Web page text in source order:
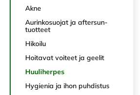
Akne
Aurinkosuojat ja aftersun-
tuotteet
Hikoilu
Hoitavat voiteet ja geelit
Huuliherpes
Hygienia ja ihon puhdistus